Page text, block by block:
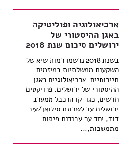
ארכיאולוגיה ופוליטיקה
באגן ההיסטורי של
ירושלים סיכום שנת 2018
בשנת 2018 נרשמו רמות שיא של
השקעות ממשלתיות במיזמים
תיירותיים-ארכיאולוגיים באגן
ההיסטורי של ירושלים. פרויקטים
חדשים, כגון קו הרכבל ממערב
ירושלים עד לשכונת סילואן/עיר
דוד, יחד עם עבודות פיתוח
מתמשכות,...